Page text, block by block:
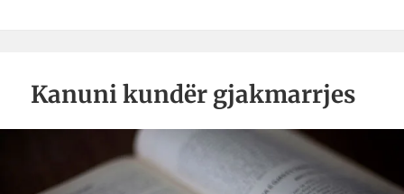
Kanuni kundër gjakmarrjes